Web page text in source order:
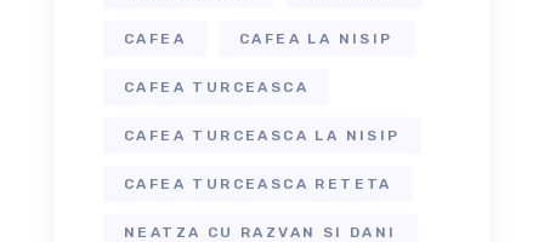
CAFEA CAFEA LA NISIP
CAFEA TURCEASCA
CAFEA TURCEASCA LA NISIP
CAFEA TURCEASCA RETETA
NEATZA CU RAZVAN SI DANI